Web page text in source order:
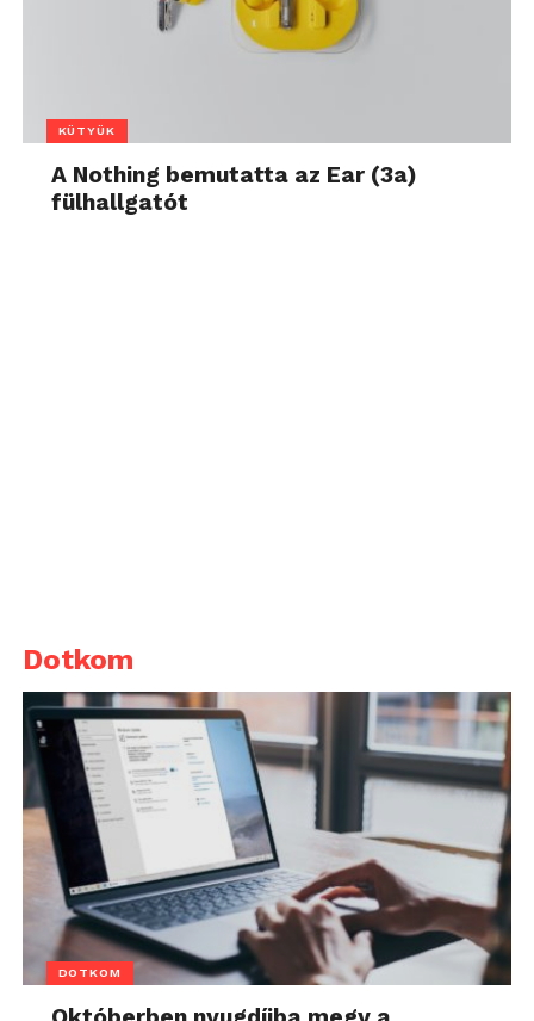
KÜTYÜK
A Nothing bemutatta az Ear (3a)
fülhallgatót
Dotkom
DOTKOM